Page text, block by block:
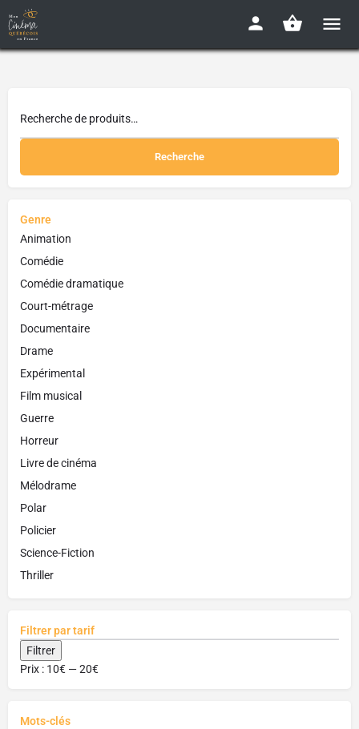
Recherche
Genre
Animation
Comédie
Comédie dramatique
Court-métrage
Documentaire
Drame
Expérimental
Film musical
Guerre
Horreur
Livre de cinéma
Mélodrame
Polar
Policier
Science-Fiction
Thriller
Filtrer par tarif
Filtrer
Prix : 10€ —20€
Mots-clés